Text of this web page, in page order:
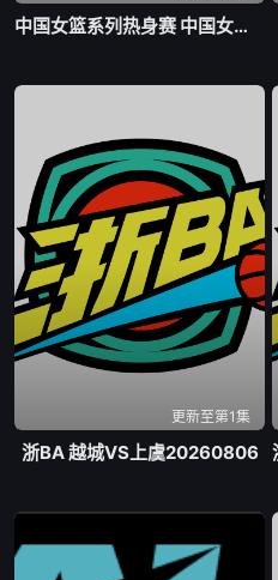
中国女篮系列热身赛 中国女篮VS尼日利亚女篮20260807
更新至第1集
浙BA 越城VS上虞20260806